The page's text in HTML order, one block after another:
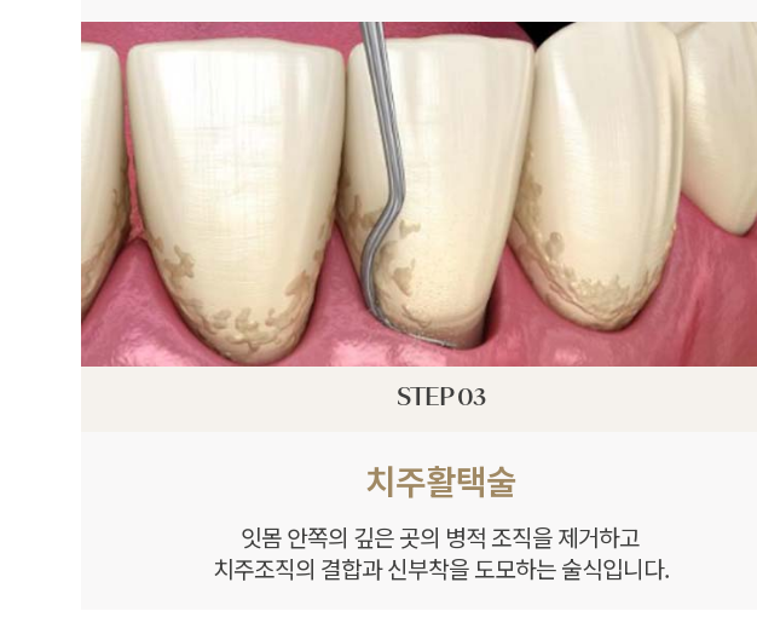
STEP 03
치주활택술
잇몸 안쪽의 깊은 곳의 병적 조직을 제거하고
치주조직의 결합과 신부착을 도모하는 술식입니다.